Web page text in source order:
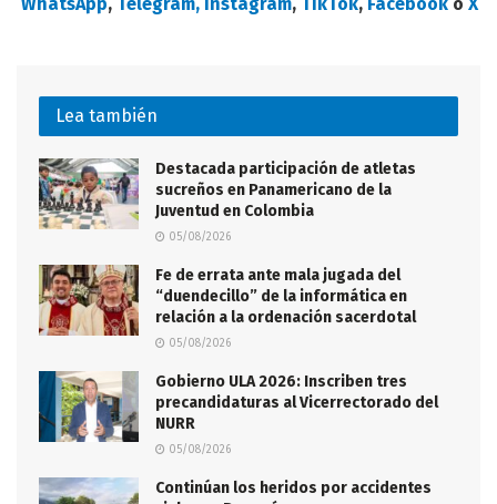
Lea también
Destacada participación de atletas
sucreños en Panamericano de la
Juventud en Colombia
05/08/2026
Fe de errata ante mala jugada del
“duendecillo” de la informática en
relación a la ordenación sacerdotal
05/08/2026
Gobierno ULA 2026: Inscriben tres
precandidaturas al Vicerrectorado del
NURR
05/08/2026
Continúan los heridos por accidentes